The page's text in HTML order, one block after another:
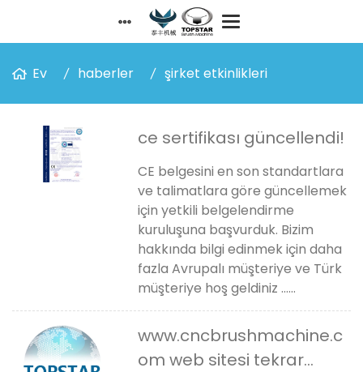
Ev haberler şirket etkinlikleri
ce sertifikası güncellendi!
CE belgesini en son standartlara
ve talimatlara göre güncellemek
için yetkili belgelendirme
kuruluşuna başvurduk. Bizim
hakkında bilgi edinmek için daha
fazla Avrupalı ​​müşteriye ve Türk
müşteriye hoş geldiniz ......
www.cncbrushmachine.c
om web sitesi tekrar